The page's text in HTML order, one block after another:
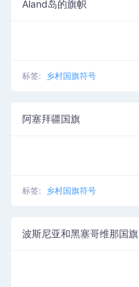
Åland岛的旗帜
标签: 乡村国旗符号
阿塞拜疆国旗
标签: 乡村国旗符号
波斯尼亚和黑塞哥维那国旗